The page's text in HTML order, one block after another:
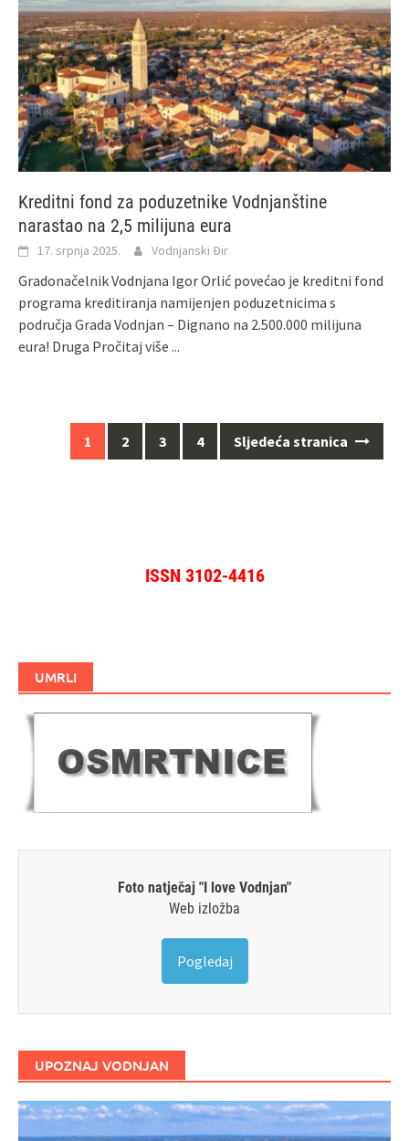
Kreditni fond za poduzetnike Vodnjanštine
narastao na 2,5 milijuna eura
17. srpnja 2025. Vodnjanski Đir
Gradonačelnik Vodnjana Igor Orlić povećao je kreditni fond
programa kreditiranja namijenjen poduzetnicima s
područja Grada Vodnjan – Dignano na 2.500.000 milijuna
eura! Druga Pročitaj više ...
Navigacija
1 2 3 4 Sljedeća stranica
ISSN 3102-4416
UMRLI
Foto natječaj "I love Vodnjan"
Web izložba
Pogledaj
UPOZNAJ VODNJAN